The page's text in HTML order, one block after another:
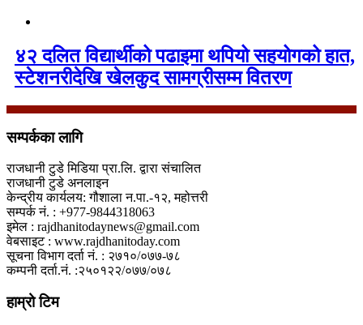
४२ दलित विद्यार्थीको पढाइमा थपियो सहयोगको हात,
स्टेशनरीदेखि खेलकुद सामग्रीसम्म वितरण
सम्पर्कका लागि
राजधानी टुडे मिडिया प्रा.लि. द्वारा संचालित
राजधानी टुडे अनलाइन
केन्द्रीय कार्यलय: गौशाला न.पा.-१२, महोत्तरी
सम्पर्क नं. : +977-9844318063
इमेल : rajdhanitodaynews@gmail.com
वेबसाइट : www.rajdhanitoday.com
सूचना विभाग दर्ता नं. : २७१०/०७७-७८
कम्पनी दर्ता.नं. :२५०१२२/०७७/०७८
हाम्रो टिम